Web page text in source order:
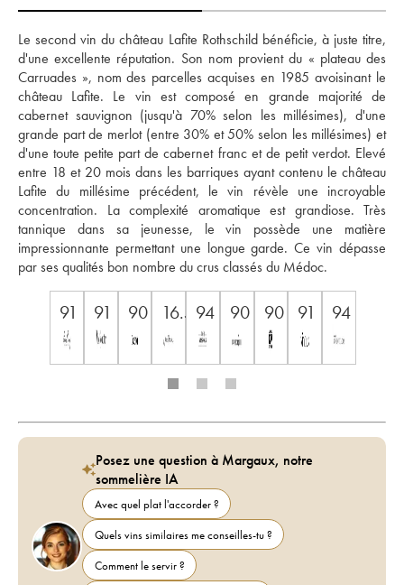
Le second vin du château Lafite Rothschild bénéficie, à juste titre,
d'une excellente réputation. Son nom provient du « plateau des
Carruades », nom des parcelles acquises en 1985 avoisinant le
château Lafite. Le vin est composé en grande majorité de
cabernet sauvignon (jusqu'à 70% selon les millésimes), d'une
grande part de merlot (entre 30% et 50% selon les millésimes) et
d'une toute petite part de cabernet franc et de petit verdot. Elevé
entre 18 et 20 mois dans les barriques ayant contenu le château
Lafite du millésime précédent, le vin révèle une incroyable
concentration. La complexité aromatique est grandiose. Très
tannique dans sa jeunesse, le vin possède une matière
impressionnante permettant une longue garde. Ce vin dépasse
par ses qualités bon nombre du crus classés du Médoc.
91 91 90 16.5 94 90 90 91 94
Posez une question à Margaux, notre
sommelière IA
Avec quel plat l'accorder ?
Quels vins similaires me conseilles-tu ?
Comment le servir ?